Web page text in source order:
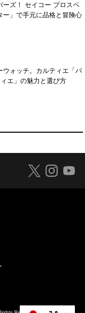
ーズ！ セイコー プロスペ
ー」で手元に品格と冒険心
ウォッチ。カルティエ「パ
エ」の魅力と選び方